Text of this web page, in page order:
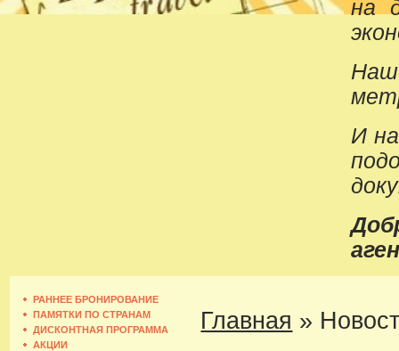
на
И
РАННЕЕ БРОНИРОВАНИЕ
ПАМЯТКИ ПО СТРАНАМ
ДИСКОНТНАЯ ПРОГРАММА
АКЦИИ
Главная »